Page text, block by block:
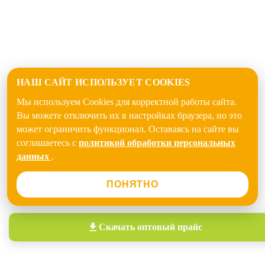
НАШ САЙТ ИСПОЛЬЗУЕТ COOKIES
Мы используем Cookies для корректной работы сайта.
Вы можете отключить их в настройках браузера, но это
может ограничить функционал. Оставаясь на сайте вы
соглашаетесь с политикой обработки персональных
данных .
ПОНЯТНО
Скачать оптовый прайс